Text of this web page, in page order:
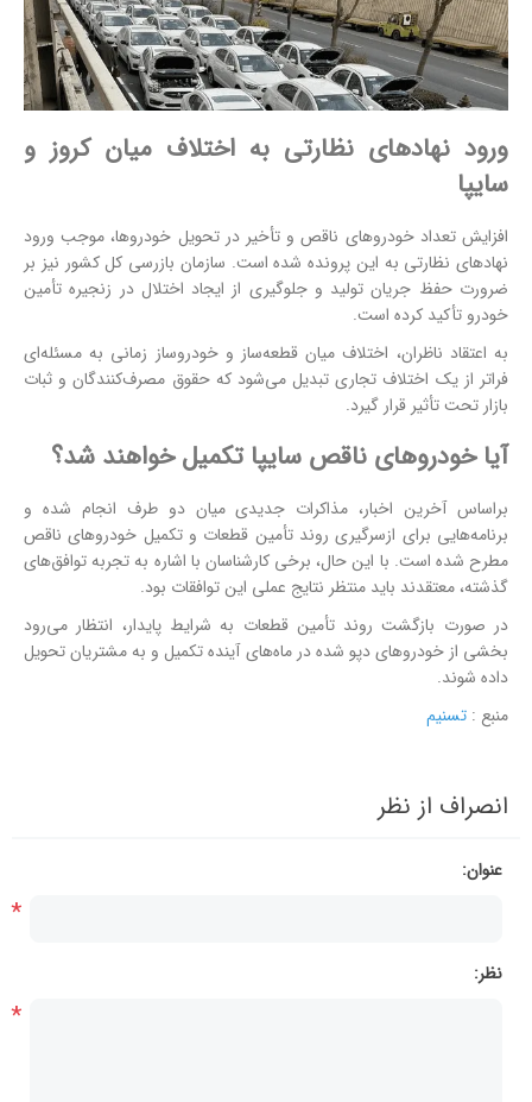
ورود نهادهای نظارتی به اختلاف میان کروز و
سایپا
افزایش تعداد خودروهای ناقص و تأخیر در تحویل خودروها، موجب ورود
نهادهای نظارتی به این پرونده شده است. سازمان بازرسی کل کشور نیز بر
ضرورت حفظ جریان تولید و جلوگیری از ایجاد اختلال در زنجیره تأمین
خودرو تأکید کرده است.
به اعتقاد ناظران، اختلاف میان قطعه‌ساز و خودروساز زمانی به مسئله‌ای
فراتر از یک اختلاف تجاری تبدیل می‌شود که حقوق مصرف‌کنندگان و ثبات
بازار تحت تأثیر قرار گیرد.
آیا خودروهای ناقص سایپا تکمیل خواهند شد؟
براساس آخرین اخبار، مذاکرات جدیدی میان دو طرف انجام شده و
برنامه‌هایی برای ازسرگیری روند تأمین قطعات و تکمیل خودروهای ناقص
مطرح شده است. با این حال، برخی کارشناسان با اشاره به تجربه توافق‌های
گذشته، معتقدند باید منتظر نتایج عملی این توافقات بود.
در صورت بازگشت روند تأمین قطعات به شرایط پایدار، انتظار می‌رود
بخشی از خودروهای دپو شده در ماه‌های آینده تکمیل و به مشتریان تحویل
داده شوند.
منبع : تسنیم
انصراف از نظر
عنوان:
*
نظر:
*